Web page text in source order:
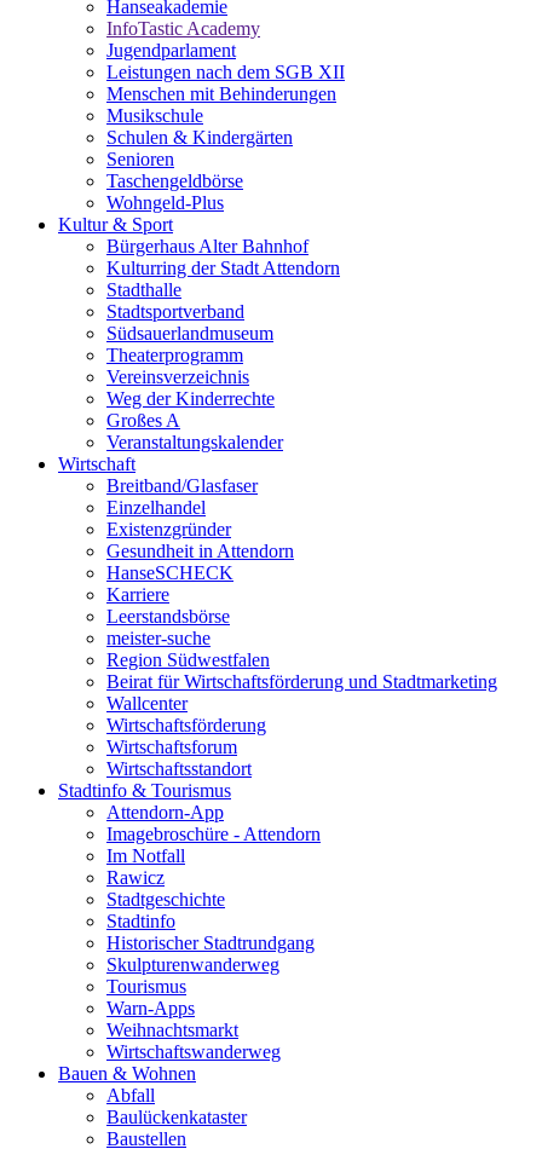
Hanseakademie
InfoTastic Academy
Jugendparlament
Leistungen nach dem SGB XII
Menschen mit Behinderungen
Musikschule
Schulen & Kindergärten
Senioren
Taschengeldbörse
Wohngeld-Plus
Kultur & Sport
Bürgerhaus Alter Bahnhof
Kulturring der Stadt Attendorn
Stadthalle
Stadtsportverband
Südsauerlandmuseum
Theaterprogramm
Vereinsverzeichnis
Weg der Kinderrechte
Großes A
Veranstaltungskalender
Wirtschaft
Breitband/Glasfaser
Einzelhandel
Existenzgründer
Gesundheit in Attendorn
HanseSCHECK
Karriere
Leerstandsbörse
meister-suche
Region Südwestfalen
Beirat für Wirtschaftsförderung und Stadtmarketing
Wallcenter
Wirtschaftsförderung
Wirtschaftsforum
Wirtschaftsstandort
Stadtinfo & Tourismus
Attendorn-App
Imagebroschüre - Attendorn
Im Notfall
Rawicz
Stadtgeschichte
Stadtinfo
Historischer Stadtrundgang
Skulpturenwanderweg
Tourismus
Warn-Apps
Weihnachtsmarkt
Wirtschaftswanderweg
Bauen & Wohnen
Abfall
Baulückenkataster
Baustellen